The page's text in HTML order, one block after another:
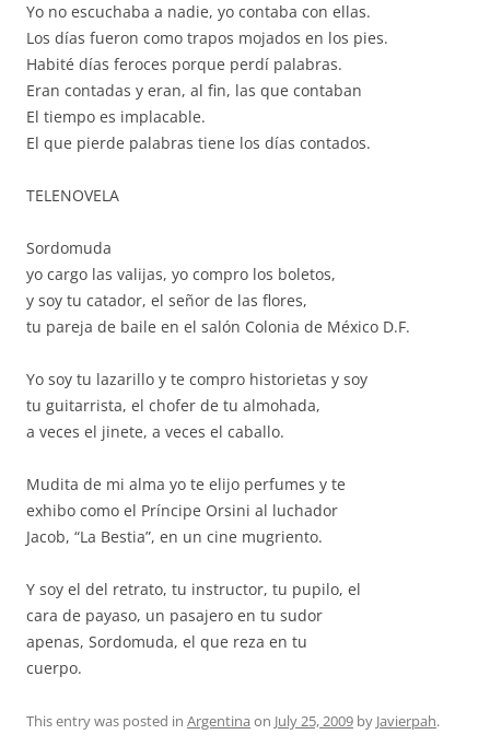
Yo no escuchaba a nadie, yo contaba con ellas.
Los días fueron como trapos mojados en los pies.
Habité días feroces porque perdí palabras.
Eran contadas y eran, al fin, las que contaban
El tiempo es implacable.
El que pierde palabras tiene los días contados.
TELENOVELA
Sordomuda
yo cargo las valijas, yo compro los boletos,
y soy tu catador, el señor de las flores,
tu pareja de baile en el salón Colonia de México D.F.
Yo soy tu lazarillo y te compro historietas y soy
tu guitarrista, el chofer de tu almohada,
a veces el jinete, a veces el caballo.
Mudita de mi alma yo te elijo perfumes y te
exhibo como el Príncipe Orsini al luchador
Jacob, “La Bestia”, en un cine mugriento.
Y soy el del retrato, tu instructor, tu pupilo, el
cara de payaso, un pasajero en tu sudor
apenas, Sordomuda, el que reza en tu
cuerpo.
This entry was posted in Argentina on July 25, 2009 by Javierpah.